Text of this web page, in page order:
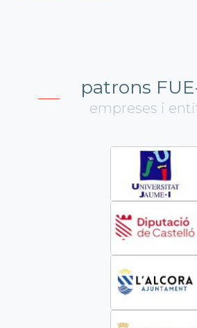
patrons
empreses i